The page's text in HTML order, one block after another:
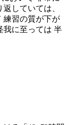
していては、
練習の質が下が
我に至っては 半